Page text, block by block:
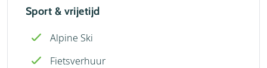
Sport & vrijetijd
Alpine Ski
Fietsverhuur